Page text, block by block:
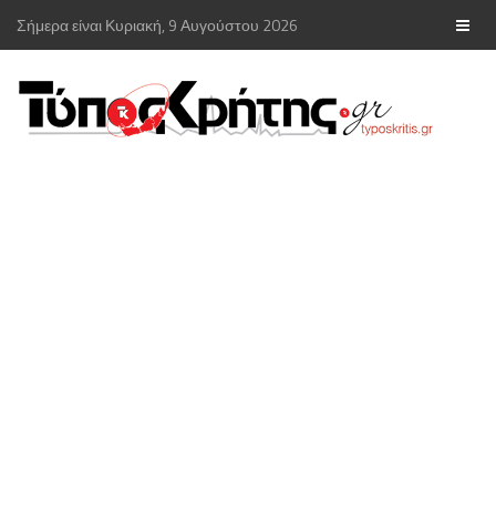
Σήμερα είναι Κυριακή, 9 Αυγούστου 2026